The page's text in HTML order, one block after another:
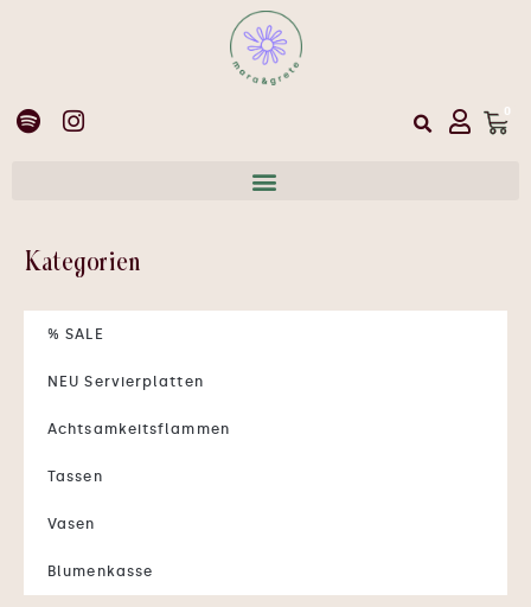
0
Kategorien
% SALE
NEU Servierplatten
Achtsamkeitsflammen
Tassen
Vasen
Blumenkasse